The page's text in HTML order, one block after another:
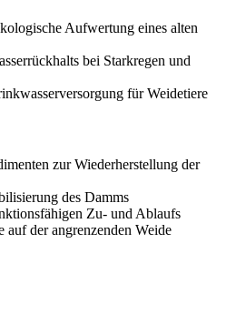
Aufwertung eines alten
bei Starkregen und
für Weidetiere
zur Wiederherstellung der
des Damms
Zu- und Ablaufs
auf der angrenzenden Weide